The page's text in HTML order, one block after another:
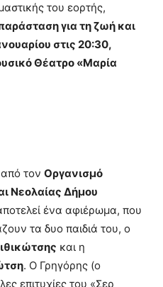
του εορτής,
για τη ζωή και
στις 20:30,
Θέατρο «Μαρία
τον Οργανισμό
Νεολαίας Δήμου
ένα αφιέρωμα, που
τα δυο παιδιά του, ο
και η
. Ο Γρηγόρης (ο
επιτυχίες του «Σερ